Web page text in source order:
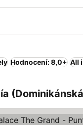
Hodnocení: 8,0+ All